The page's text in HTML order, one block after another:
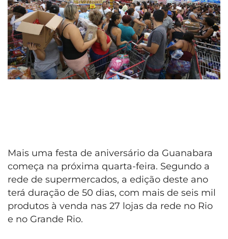
Mais uma festa de aniversário da Guanabara
começa na próxima quarta-feira. Segundo a
rede de supermercados, a edição deste ano
terá duração de 50 dias, com mais de seis mil
produtos à venda nas 27 lojas da rede no Rio
e no Grande Rio.